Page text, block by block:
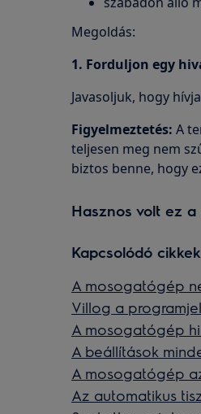
Megoldás:
1. Forduljon egy
Javasoljuk, hogy
Figyelmeztetés: A
teljesen meg nem
biztos benne, hogy
Hasznos volt ez a
Kapcsolódó cikkek
A mosogatógép
Villog a
A mosogatógép
A beállítások
A mosogatógép
Az automatikus